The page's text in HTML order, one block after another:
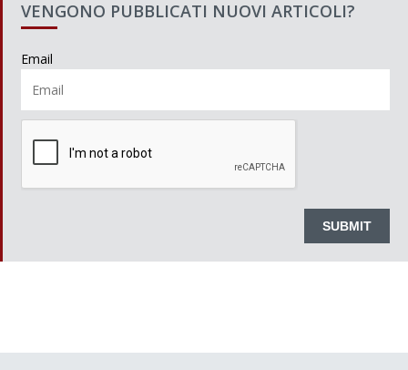
VENGONO PUBBLICATI NUOVI ARTICOLI?
Email